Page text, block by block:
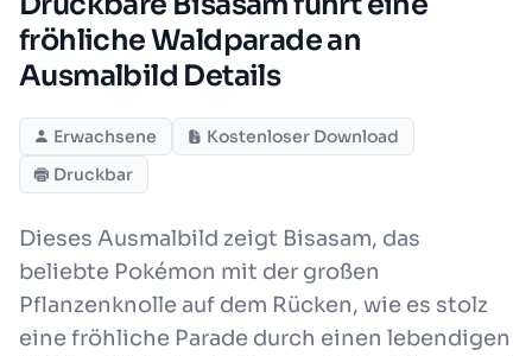
fröhliche Waldparade an
Ausmalbild Details
Erwachsene
Kostenloser Download
Druckbar
Dieses Ausmalbild zeigt Bisasam, das
beliebte Pokémon mit der großen
Pflanzenknolle auf dem Rücken, wie es stolz
eine fröhliche Parade durch einen lebendigen